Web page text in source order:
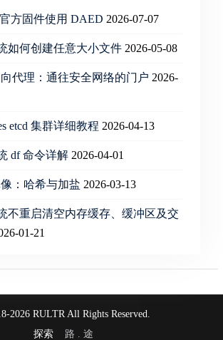
方固件使用 DAED 2026-07-07
如何创建任意大小文件 2026-05-08
代理：通往安全网络的门户 2026-
etcd 集群详细教程 2026-04-13
df 命令详解 2026-04-01
：哈希与加盐 2026-03-13
不重启清空内存缓存、缓冲区及交
01-21
2026 RULTR All Rights Reserved.
探索 路 . 途